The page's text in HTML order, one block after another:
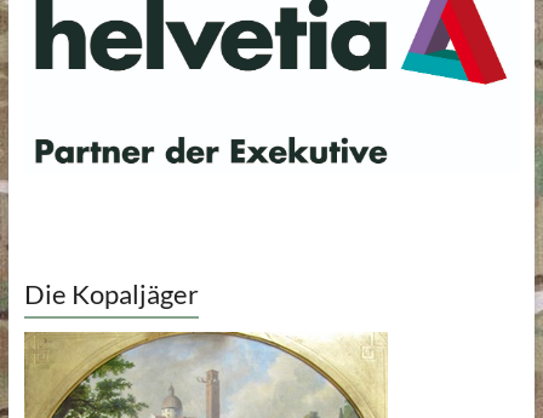
Die Kopaljäger